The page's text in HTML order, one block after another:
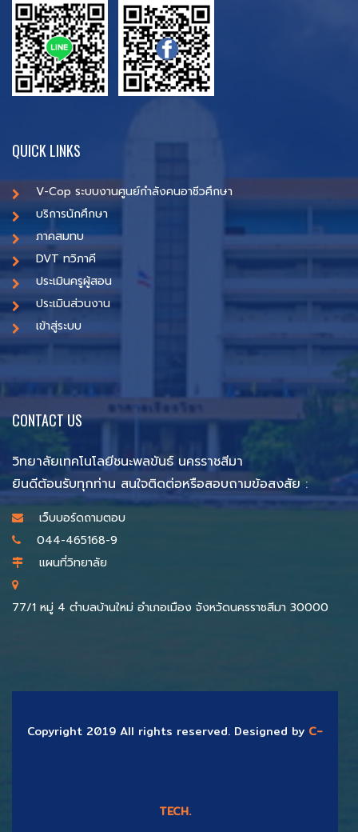
QUICK LINKS
V-Cop ระบบงานศูนย์กำลังคนอาชีวศึกษา
บริการนักศึกษา
ภาคสมทบ
DVT ทวิภาคี
ประเมินครูผู้สอน
ประเมินส่วนงาน
เข้าสู่ระบบ
CONTACT US
วิทยาลัยเทคโนโลยีชนะพลขันธ์ นครราชสีมา
ยินดีต้อนรับทุกท่าน สนใจติดต่อหรือสอบถามข้อสงสัย :
เว็บบอร์ดถามตอบ
044-465168-9
แผนที่วิทยาลัย
77/1 หมู่ 4 ตำบลบ้านใหม่ อำเภอเมือง จังหวัดนครราชสีมา 30000
Copyright 2019 All rights reserved. Designed by C-
TECH.